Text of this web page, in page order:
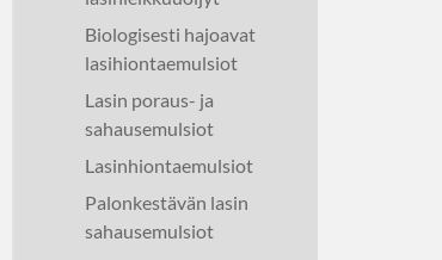
Biologisesti hajoavat
lasihiontaemulsiot
Lasin poraus- ja
sahausemulsiot
Lasinhiontaemulsiot
Palonkestävän lasin
sahausemulsiot